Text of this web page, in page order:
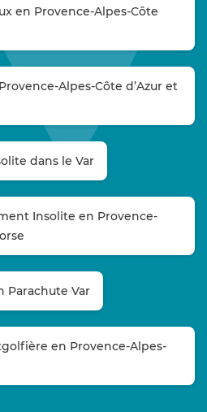
en Provence-Alpes-Côte
Alpes-Côte d’Azur et
dans le Var
Insolite en Provence-
Parachute Var
en Provence-Alpes-